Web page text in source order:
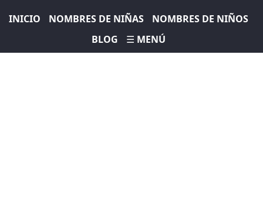
INICIO NOMBRES DE NIÑAS
NOMBRES DE NIÑOS
BLOG
☰ MENÚ